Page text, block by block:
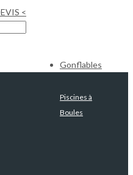
<
Gonflables
Piscines à
Boules